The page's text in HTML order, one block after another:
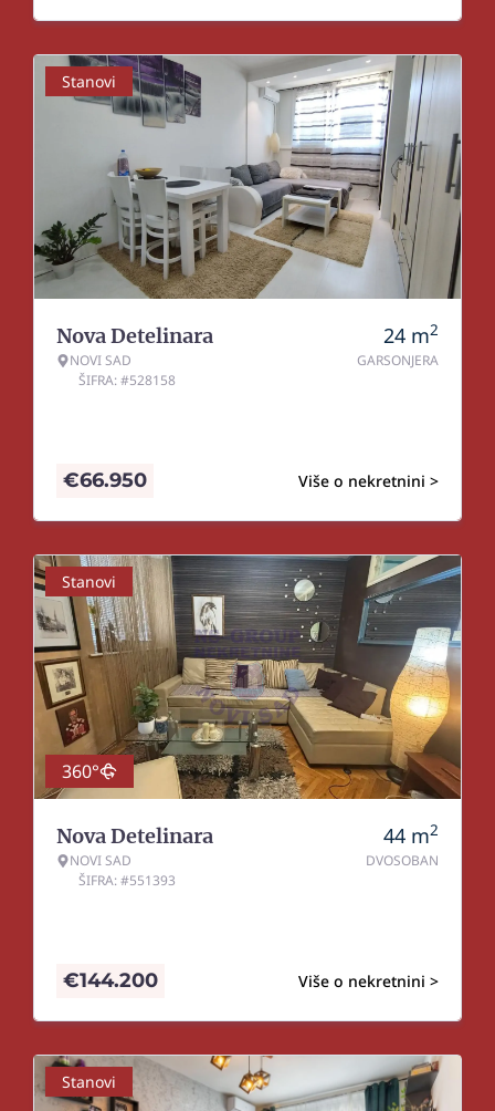
Stanovi
Nova Detelinara
NOVI SAD
ŠIFRA: #528158
24 m2
GARSONJERA
Više o nekretnini >
€66.950
Stanovi
360°
Nova Detelinara
NOVI SAD
ŠIFRA: #551393
44 m2
DVOSOBAN
Više o nekretnini >
€144.200
Stanovi